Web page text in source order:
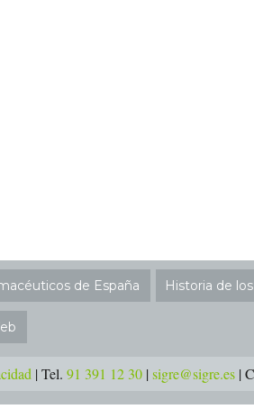
de España Historia de
|Tel.91 391 12 30 |sigre@sigre.es |